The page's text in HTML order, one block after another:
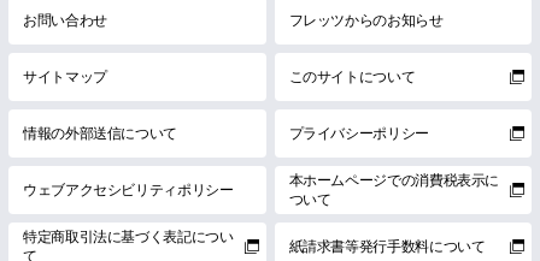
お問い合わせ フレッツからのお知らせ
サイトマップ このサイトについて
情報の外部送信について プライバシーポリシー
ウェブアクセシビリティポリシー
本ホームページでの消費税表示に
ついて
特定商取引法に基づく表記につい
て
紙請求書等発行手数料について